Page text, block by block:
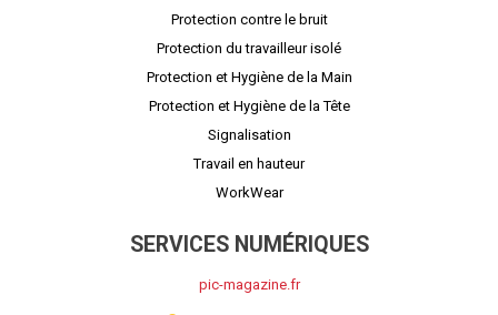
Protection contre le bruit
Protection du travailleur isolé
Protection et Hygiène de la Main
Protection et Hygiène de la Tête
Signalisation
Travail en hauteur
WorkWear
SERVICES NUMÉRIQUES
pic-magazine.fr